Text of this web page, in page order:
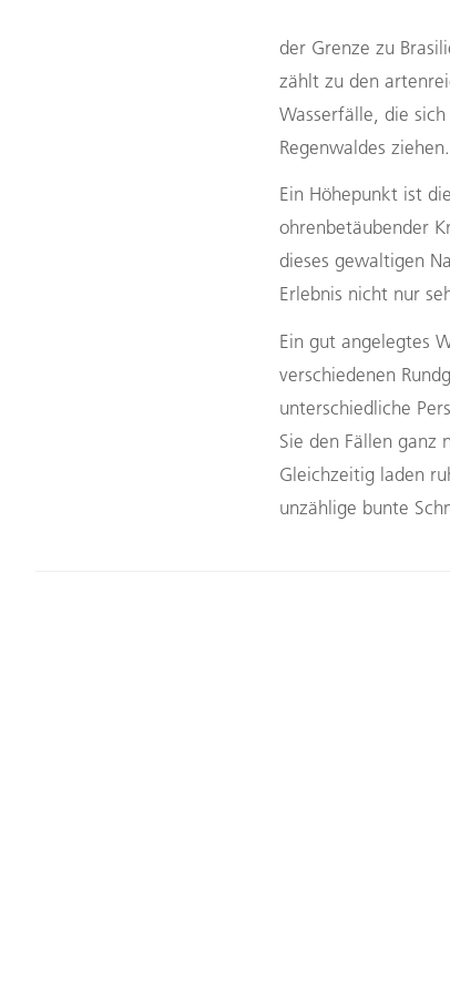
der Grenze zu
zählt zu den
Wasserfälle, die
Regenwaldes ziehen.
Ein Höhepunkt ist
ohrenbetäubender
dieses gewaltigen
Erlebnis nicht nur
Ein gut angelegtes
verschiedenen
unterschiedliche
Sie den Fällen
Gleichzeitig laden
unzählige bunte